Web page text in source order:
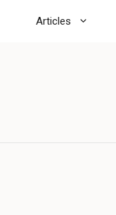
Articles